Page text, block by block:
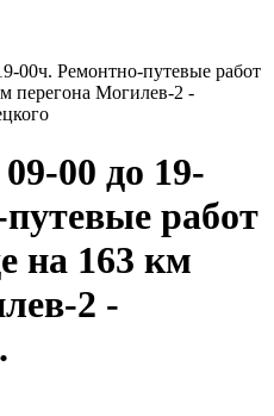
00ч. Ремонтно-путевые работ
перегона Могилев-2 -
00 до 19-
работ
на 163 км
2 -